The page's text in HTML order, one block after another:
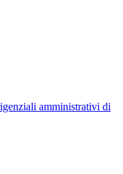
amministrativi di